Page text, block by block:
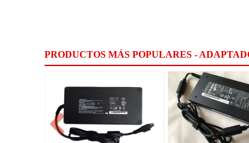
PRODUCTOS MÁS POPULARES -